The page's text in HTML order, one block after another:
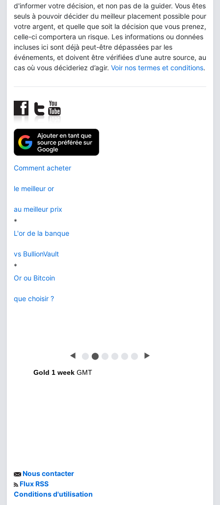
d'informer votre décision, et non pas de la guider. Vous êtes
seuls à pouvoir décider du meilleur placement possible pour
votre argent, et quelle que soit la décision que vous prenez,
celle-ci comportera un risque. Les informations ou données
incluses ici sont déjà peut-être dépassées par les
événements, et doivent être vérifiées d’une autre source, au
cas où vous décideriez d’agir. Voir nos termes et conditions.
Comment acheter
le meilleur or
au meilleur prix
*
L'or de la banque
vs BullionVault
*
Or ou Bitcoin
que choisir ?
◀ ⬤ ⬤ ⬤ ⬤ ⬤ ⬤ ▶
Gold 1 week GMT
Nous contacter
Flux RSS
Conditions d'utilisation